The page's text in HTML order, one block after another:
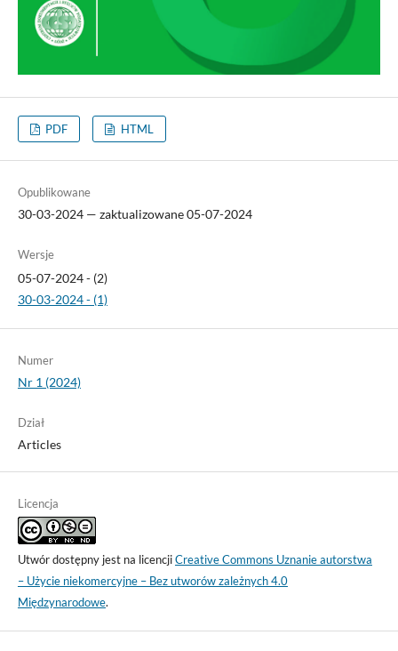
PDF HTML
Opublikowane
30-03-2024 — zaktualizowane 05-07-2024
Wersje
05-07-2024 - (2)
30-03-2024 - (1)
Numer
Nr 1 (2024)
Dział
Articles
Licencja
Utwór dostępny jest na licencjiCreative Commons Uznanie autorstwa
– Użycie niekomercyjne – Bez utworów zależnych 4.0
Międzynarodowe.